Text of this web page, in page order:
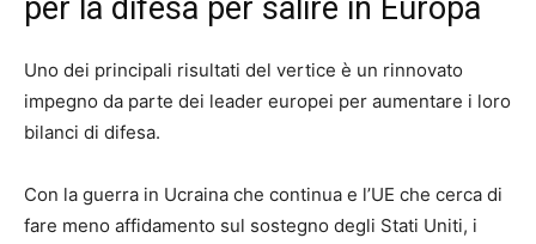
per la difesa per salire in Europa
Uno dei principali risultati del vertice è un rinnovato
impegno da parte dei leader europei per aumentare i loro
bilanci di difesa.
Con la guerra in Ucraina che continua e l’UE che cerca di
fare meno affidamento sul sostegno degli Stati Uniti, i